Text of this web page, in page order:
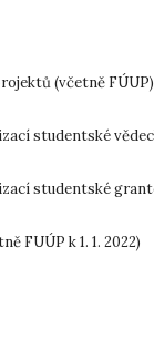
(včetně FÚUP)
studentské
studentské
FUÚP k 1. 1. 2022)